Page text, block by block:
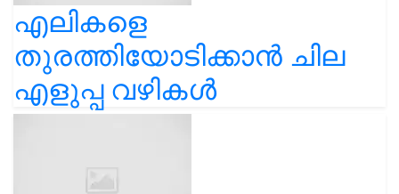
എലികളെ
തുരത്തിയോടിക്കാൻ ചില
എളുപ്പ വഴികൾ